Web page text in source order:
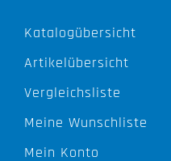
Katalogübersicht
Artikelübersicht
Vergleichsliste
Meine Wunschliste
Mein Konto